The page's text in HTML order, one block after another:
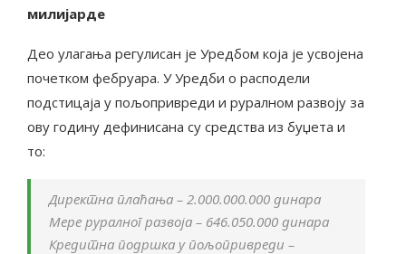
милијарде
Део улагања регулисан је Уредбом која је усвојена
почетком фебруара. У Уредби о расподели
подстицаја у пољопривреди и руралном развоју за
ову годину дефинисана су средства из буџета и
то:
Директна плаћања – 2.000.000.000 динара
Мере руралног развоја – 646.050.000 динара
Кредитна подршка у пољопривреди –